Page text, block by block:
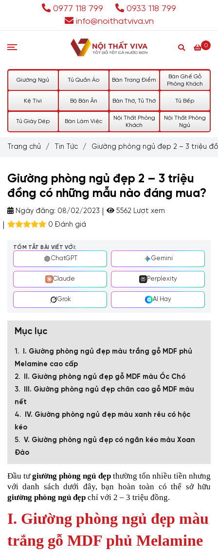
0977 118 799
0933 118 799
info@noithatviva.vn
0
Giường Ngủ Tủ Quần Áo Bàn Trang Điểm
Bàn Ghế Gỗ
Phòng Khách
Kệ Tivi Bộ Bàn Ăn Bàn Thờ, Tủ Thờ Tủ Bếp
Tủ Giày Dép Bàn Làm Việc
Nội Thất Phòng
Khách
Nội Thất Phòng
Ngủ
Trang chủ / Tin Tức / Giường phòng ngủ đẹp 2 – 3 triệu
Giường phòng ngủ đẹp 2 – 3 triệu
đồng có những mẫu nào đáng mua?
Ngày đăng: 08/02/2023
5562 Lượt xem
0 Đánh giá
TÓM TẮT BÀI VIẾT VỚI:
ChatGPT Gemini
Claude Perplexity
Grok AI Hay
Mục lục
I. Giường phòng ngủ đẹp màu trắng gỗ MDF phủ
Melamine cao cấp
II. Giường phòng ngủ đẹp gỗ MDF màu Óc Chó
III. Giường phòng ngủ đẹp chân cao gỗ MDF màu
nết
IV. Giường phòng ngủ đẹp màu xanh rêu có hộc
kéo
V. Giường phòng ngủ đẹp có ngăn kéo màu Xoan
Đào
Đầu tưgiường phòng ngủ đẹp thường tốn nhiều tiền nhưng
với danh sách dưới đây, bạn hoàn toàn có thể sở hữu
giường phòng ngủ đẹp chỉ với 2 – 3 triệu đồng.
I. Giường phòng ngủ đẹp màu
trắng gỗ MDF phủ Melamine